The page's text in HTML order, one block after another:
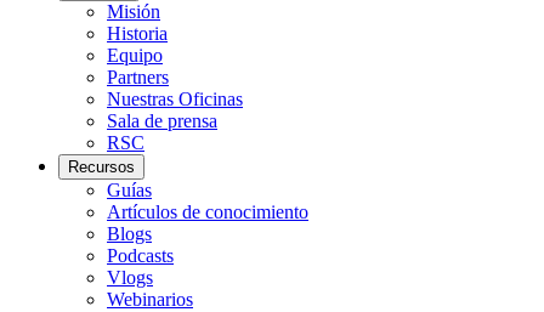
Misión
Historia
Equipo
Partners
Nuestras Oficinas
Sala de prensa
RSC
Recursos
Guías
Artículos de conocimiento
Blogs
Podcasts
Vlogs
Webinarios